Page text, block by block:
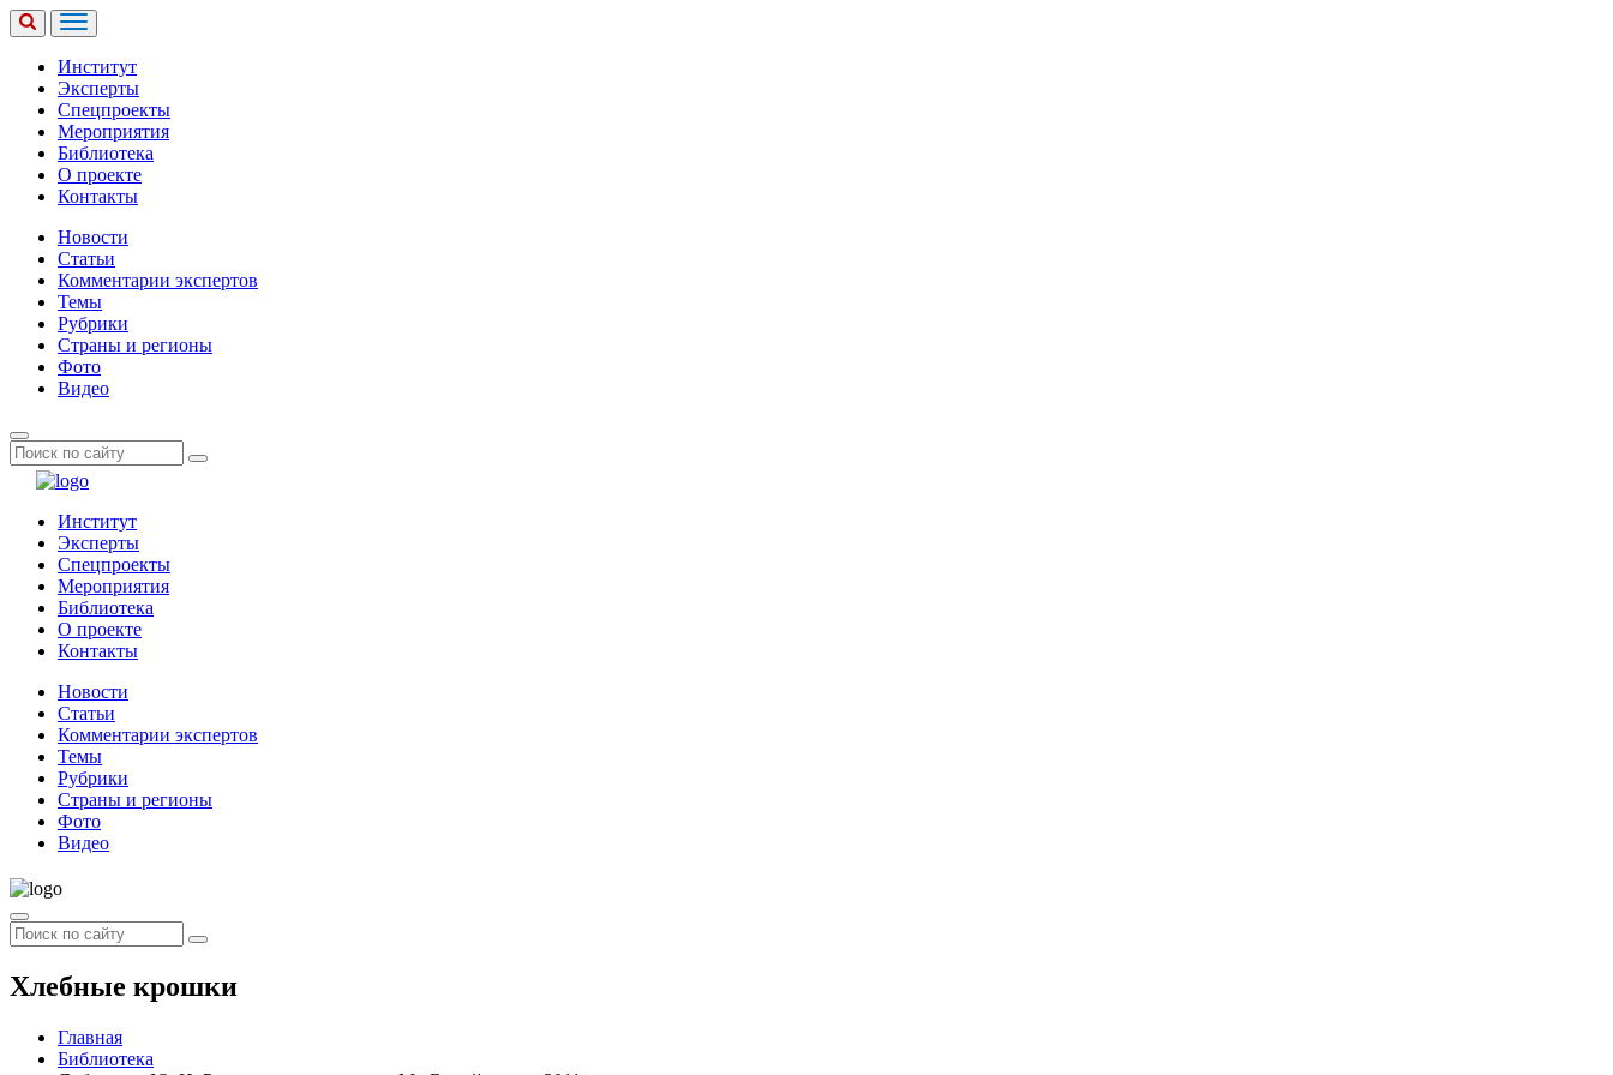
Институт
Эксперты
Спецпроекты
Мероприятия
Библиотека
О проекте
Контакты
Новости
Статьи
Комментарии экспертов
Темы
Рубрики
Страны и регионы
Фото
Видео
Институт
Эксперты
Спецпроекты
Мероприятия
Библиотека
О проекте
Контакты
Новости
Статьи
Комментарии экспертов
Темы
Рубрики
Страны и регионы
Фото
Видео
Хлебные крошки
Главная
Библиотека